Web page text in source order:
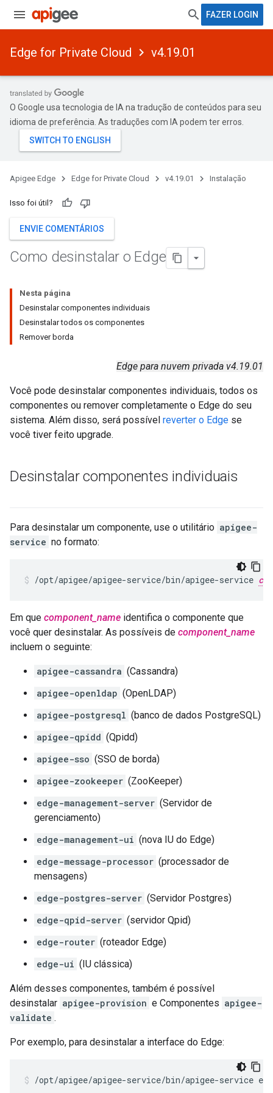
FAZER LOGIN
Edge for Private Cloud v4.19.01
O Google usa tecnologia de IA na tradução de conteúdos para seu
idioma de preferência. As traduções com IA podem ter erros.
Apigee Edge Edge for Private Cloud v4.19.01 Instalação
Isso foi útil?
ENVIE COMENTÁRIOS
Como desinstalar o Edge
Nesta página
Desinstalar componentes individuais
Desinstalar todos os componentes
Remover borda
Edge para nuvem privada v4.19.01
Você pode desinstalar componentes individuais, todos os
componentes ou remover completamente o Edge do seu
sistema. Além disso, será possível reverter o Edge se
você tiver feito upgrade.
Desinstalar componentes individuais
Para desinstalar um componente, use o utilitário apigee-
service no formato:
/opt/apigee/apigee-service/bin/apigee-service
Em que component_name identifica o componente que
você quer desinstalar. As possíveis de component_name
incluem o seguinte:
apigee-cassandra (Cassandra)
apigee-openldap (OpenLDAP)
apigee-postgresql (banco de dados PostgreSQL)
apigee-qpidd (Qpidd)
apigee-sso (SSO de borda)
apigee-zookeeper (ZooKeeper)
edge-management-server (Servidor de
gerenciamento)
edge-management-ui (nova IU do Edge)
edge-message-processor (processador de
mensagens)
edge-postgres-server (Servidor Postgres)
edge-qpid-server (servidor Qpid)
edge-router (roteador Edge)
edge-ui (IU clássica)
Além desses componentes, também é possível
desinstalar apigee-provision e Componentes apigee-
validate .
Por exemplo, para desinstalar a interface do Edge:
/opt/apigee/apigee-service/bin/apigee-service